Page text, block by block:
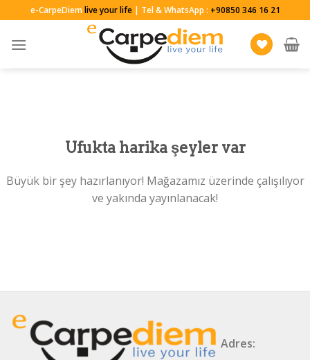
to
content
e-CarpeDiemlive your life| Tel & WhatsApp : +90850 346 16 21
Ufukta harika şeyler var
Büyük bir şey hazırlanıyor! Mağazamız üzerinde çalışılıyor
ve yakında yayınlanacak!
Adres: